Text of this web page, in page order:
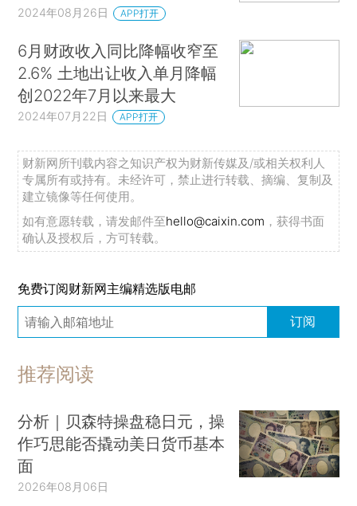
2024年08月26日 APP打开
6月财政收入同比降幅收窄至
2.6% 土地出让收入单月降幅
创2022年7月以来最大
2024年07月22日 APP打开
财新网所刊载内容之知识产权为财新传媒及/或相关权利人
专属所有或持有。未经许可，禁止进行转载、摘编、复制及
建立镜像等任何使用。
如有意愿转载，请发邮件至hello@caixin.com ，获得书面
确认及授权后，方可转载。
免费订阅财新网主编精选版电邮
订阅
推荐阅读
分析｜贝森特操盘稳日元，操
作巧思能否撬动美日货币基本
面
2026年08月06日